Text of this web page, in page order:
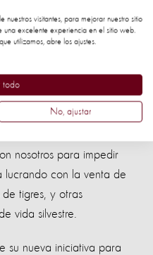
Animal Mundial, dijo:
este importante paso
de entretenimiento
Y es un gran resultado para
nosotros para impedir
lucrando con la venta de
tigres, y otras
vida silvestre.
su nueva iniciativa para
nuestros visitantes, para mejorar nuestro sitio
una excelente experiencia en el sitio web.
utilizamos, abre los ajustes.
todo
No, ajustar